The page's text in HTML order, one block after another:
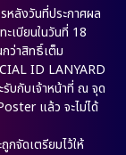
หลังวันที่ประกาศผล
ะเบียนในวันที่ 18
ว่าสิทธิ์เต็ม
ID LANYARD
บกับเจ้าหน้าที่ ณ จุด
แล้ว จะไม่ได้
จัดเตรียมไว้ให้